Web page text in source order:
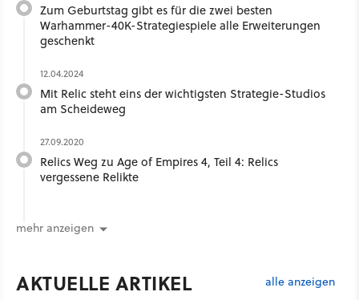
Zum Geburtstag gibt es für die zwei besten
Warhammer-40K-Strategiespiele alle Erweiterungen
geschenkt
12.04.2024
Mit Relic steht eins der wichtigsten Strategie-Studios
am Scheideweg
27.09.2020
Relics Weg zu Age of Empires 4, Teil 4: Relics
vergessene Relikte
mehr anzeigen
AKTUELLE ARTIKEL alle anzeigen